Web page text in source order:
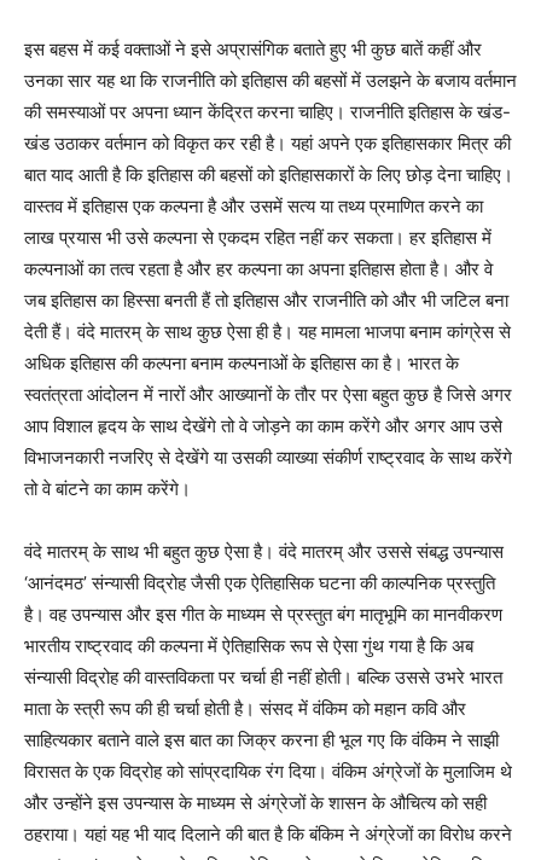
इस बहस में कई वक्ताओं ने इसे अप्रासंगिक बताते हुए भी कुछ बातें कहीं और
उनका सार यह था कि राजनीति को इतिहास की बहसों में उलझने के बजाय वर्तमान
की समस्याओं पर अपना ध्यान केंद्रित करना चाहिए। राजनीति इतिहास के खंड-
खंड उठाकर वर्तमान को विकृत कर रही है। यहां अपने एक इतिहासकार मित्र की
बात याद आती है कि इतिहास की बहसों को इतिहासकारों के लिए छोड़ देना चाहिए।
वास्तव में इतिहास एक कल्पना है और उसमें सत्य या तथ्य प्रमाणित करने का
लाख प्रयास भी उसे कल्पना से एकदम रहित नहीं कर सकता। हर इतिहास में
कल्पनाओं का तत्व रहता है और हर कल्पना का अपना इतिहास होता है। और वे
जब इतिहास का हिस्सा बनती हैं तो इतिहास और राजनीति को और भी जटिल बना
देती हैं। वंदे मातरम् के साथ कुछ ऐसा ही है। यह मामला भाजपा बनाम कांग्रेस से
अधिक इतिहास की कल्पना बनाम कल्पनाओं के इतिहास का है। भारत के
स्वतंत्रता आंदोलन में नारों और आख्यानों के तौर पर ऐसा बहुत कुछ है जिसे अगर
आप विशाल हृदय के साथ देखेंगे तो वे जोड़ने का काम करेंगे और अगर आप उसे
विभाजनकारी नजरिए से देखेंगे या उसकी व्याख्या संकीर्ण राष्ट्रवाद के साथ करेंगे
तो वे बांटने का काम करेंगे।
वंदे मातरम् के साथ भी बहुत कुछ ऐसा है। वंदे मातरम् और उससे संबद्ध उपन्यास
‘आनंदमठ’ संन्यासी विद्रोह जैसी एक ऐतिहासिक घटना की काल्पनिक प्रस्तुति
है। वह उपन्यास और इस गीत के माध्यम से प्रस्तुत बंग मातृभूमि का मानवीकरण
भारतीय राष्ट्रवाद की कल्पना में ऐतिहासिक रूप से ऐसा गुंथ गया है कि अब
संन्यासी विद्रोह की वास्तविकता पर चर्चा ही नहीं होती। बल्कि उससे उभरे भारत
माता के स्त्री रूप की ही चर्चा होती है। संसद में वंकिम को महान कवि और
साहित्यकार बताने वाले इस बात का जिक्र करना ही भूल गए कि वंकिम ने साझी
विरासत के एक विद्रोह को सांप्रदायिक रंग दिया। वंकिम अंग्रेजों के मुलाजिम थे
और उन्होंने इस उपन्यास के माध्यम से अंग्रेजों के शासन के औचित्य को सही
ठहराया। यहां यह भी याद दिलाने की बात है कि बंकिम ने अंग्रेजों का विरोध करने